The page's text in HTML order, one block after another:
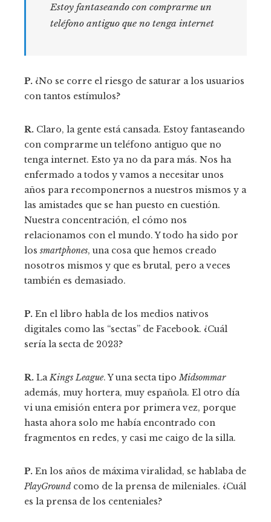
Estoy fantaseando con comprarme un
teléfono antiguo que no tenga internet
P. ¿No se corre el riesgo de saturar a los usuarios
con tantos estímulos?
R. Claro, la gente está cansada. Estoy fantaseando
con comprarme un teléfono antiguo que no
tenga internet. Esto ya no da para más. Nos ha
enfermado a todos y vamos a necesitar unos
años para recomponernos a nuestros mismos y a
las amistades que se han puesto en cuestión.
Nuestra concentración, el cómo nos
relacionamos con el mundo. Y todo ha sido por
los smartphones, una cosa que hemos creado
nosotros mismos y que es brutal, pero a veces
también es demasiado.
P. En el libro habla de los medios nativos
digitales como las “sectas” de Facebook. ¿Cuál
sería la secta de 2023?
R. La Kings League. Y una secta tipo Midsommar
además, muy hortera, muy española. El otro día
vi una emisión entera por primera vez, porque
hasta ahora solo me había encontrado con
fragmentos en redes, y casi me caigo de la silla.
P. En los años de máxima viralidad, se hablaba de
PlayGround como de la prensa de mileniales. ¿Cuál
es la prensa de los centeniales?